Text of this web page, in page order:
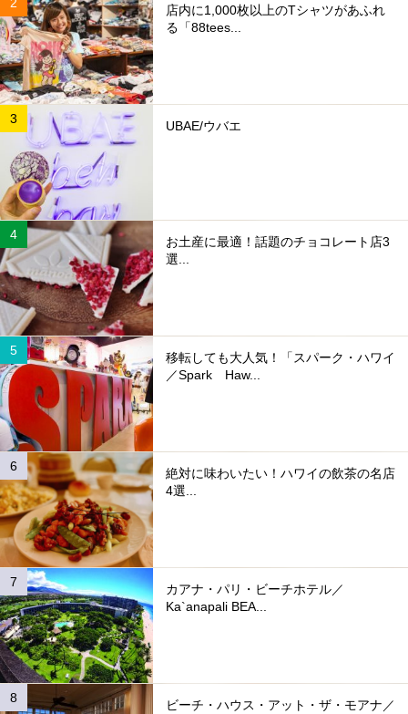
店内に1,000枚以上のTシャツがあふれ
る「88tees...
UBAE/ウバエ
お土産に最適！話題のチョコレート店3
選...
移転しても大人気！「スパーク・ハワイ
／Spark Haw...
絶対に味わいたい！ハワイの飲茶の名店
4選...
カアナ・パリ・ビーチホテル／
Ka`anapali BEA...
ビーチ・ハウス・アット・ザ・モアナ／